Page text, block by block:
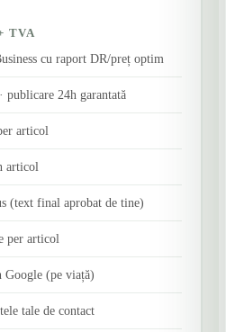
TVA
cu raport DR/preț optim
publicare 24h garantată
articol
articol
(text final aprobat de tine)
per articol
Google (pe viață)
tale de contact